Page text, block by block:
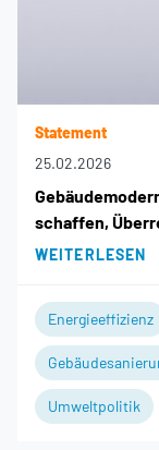
Statement
25.02.2026
schaffen,
WEITERLESEN
Energieeffizienz
Umweltpolitik